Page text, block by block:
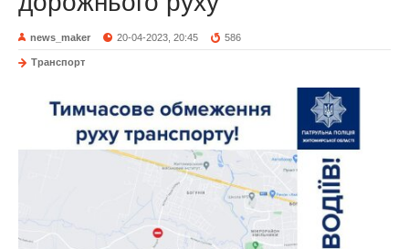
news_maker 20-04-2023, 20:45 586
Транспорт